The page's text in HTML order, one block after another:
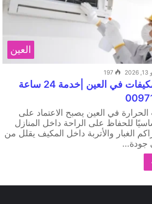
العين
197
شركة تنظيف مكيفات في العين |خدمة 24 ساعة
في العين يصبح الاعتماد على
للحفاظ على الراحة داخل المنازل
الغبار والأتربة داخل المكيف يقلل من
جودة…